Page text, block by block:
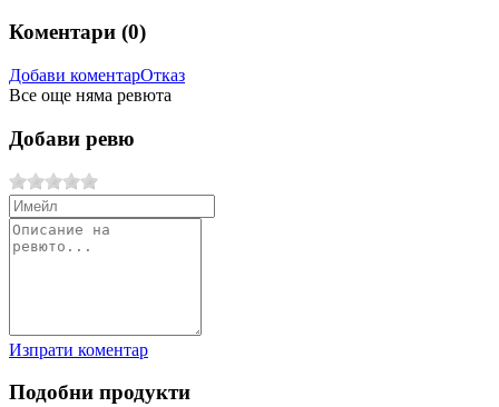
Коментари (0)
Добави коментарОтказ
Все още няма ревюта
Добави ревю
Изпрати коментар
Подобни продукти